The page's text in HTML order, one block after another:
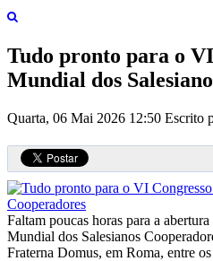
Tudo pronto para o
Mundial dos
Quarta, 06 Mai 2026 12:50 Escrito
Faltam poucas horas para a
Mundial dos Salesianos
Fraterna Domus, em Roma, entre